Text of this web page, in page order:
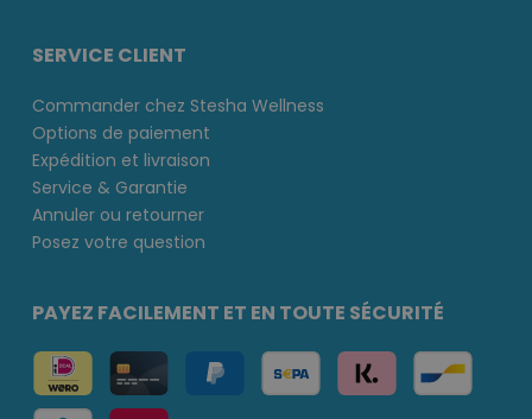
SERVICE CLIENT
Commander chez Stesha Wellness
Options de paiement
Expédition et livraison
Service & Garantie
Annuler ou retourner
Posez votre question
PAYEZ FACILEMENT ET EN TOUTE SÉCURITÉ